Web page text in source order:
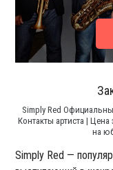
Simply Red
Контакты артиста |
на
Simply Red —